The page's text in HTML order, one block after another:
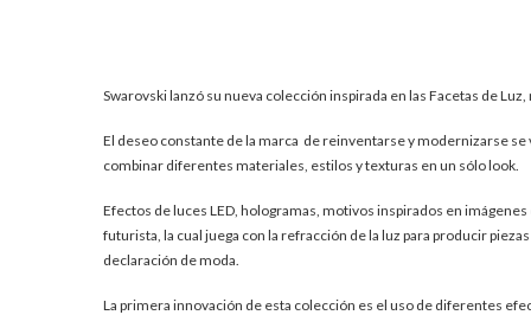
Swarovski lanzó su nueva colección inspirada en las Facetas de
El deseo constante de la marca de reinventarse y modernizarse
combinar diferentes materiales, estilos y texturas en un sólo look.
Efectos de luces LED, hologramas, motivos inspirados en
futurista, la cual juega con la refracción de la luz para producir
declaración de moda.
La primera innovación de esta colección es el uso de diferentes